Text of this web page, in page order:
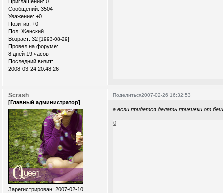
Приглашений: 0
Сообщений: 3504
Уважение: +0
Позитив: +0
Пол: Женский
Возраст: 32 [1993-08-29]
Провел на форуме:
8 дней 19 часов
Последний визит:
2008-03-24 20:48:26
Поделиться2007-02-26 16:32:53
Scrash
[Главный администратор]
Зарегистрирован: 2007-02-10
а если придется делать прививки от
0